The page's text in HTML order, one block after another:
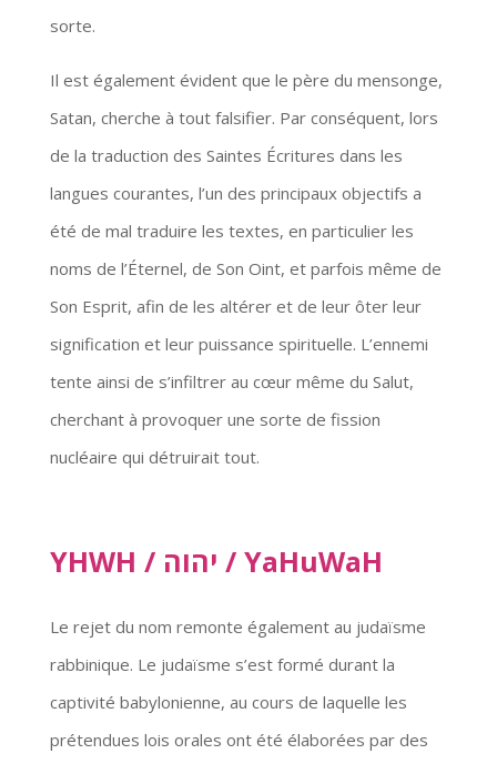
sorte.
Il est également évident que le père du mensonge,
Satan, cherche à tout falsifier. Par conséquent, lors
de la traduction des Saintes Écritures dans les
langues courantes, l’un des principaux objectifs a
été de mal traduire les textes, en particulier les
noms de l’Éternel, de Son Oint, et parfois même de
Son Esprit, afin de les altérer et de leur ôter leur
signification et leur puissance spirituelle. L’ennemi
tente ainsi de s’infiltrer au cœur même du Salut,
cherchant à provoquer une sorte de fission
nucléaire qui détruirait tout.
YHWH / יהוה / YaHuWaH
Le rejet du nom remonte également au judaïsme
rabbinique. Le judaïsme s’est formé durant la
captivité babylonienne, au cours de laquelle les
prétendues lois orales ont été élaborées par des